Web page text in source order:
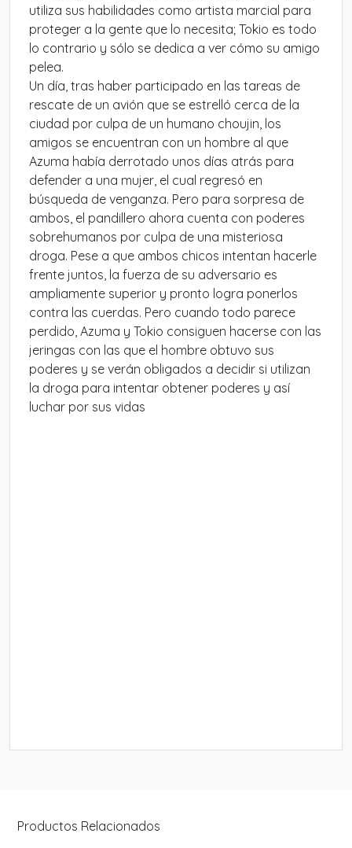
utiliza sus habilidades como artista marcial para
proteger a la gente que lo necesita; Tokio es todo
lo contrario y sólo se dedica a ver cómo su amigo
pelea.
Un día, tras haber participado en las tareas de
rescate de un avión que se estrelló cerca de la
ciudad por culpa de un humano choujin, los
amigos se encuentran con un hombre al que
Azuma había derrotado unos días atrás para
defender a una mujer, el cual regresó en
búsqueda de venganza. Pero para sorpresa de
ambos, el pandillero ahora cuenta con poderes
sobrehumanos por culpa de una misteriosa
droga. Pese a que ambos chicos intentan hacerle
frente juntos, la fuerza de su adversario es
ampliamente superior y pronto logra ponerlos
contra las cuerdas. Pero cuando todo parece
perdido, Azuma y Tokio consiguen hacerse con las
jeringas con las que el hombre obtuvo sus
poderes y se verán obligados a decidir si utilizan
la droga para intentar obtener poderes y así
luchar por sus vidas
Productos Relacionados